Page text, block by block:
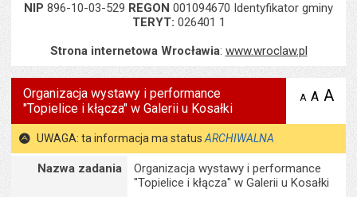
NIP 896-10-03-529 REGON 001094670 Identyfikator gminy
TERYT: 026401 1
Strona internetowa Wrocławia: www.wroclaw.pl
Organizacja wystawy i performance
"Topielice i kłącza" w Galerii u Kosałki
A zmniejsz
A A
UWAGA: ta informacja ma statusARCHIWALNA
SzczegółyNazwa zadania
Organizacja wystawy i performance
"Topielice i kłącza" w Galerii u Kosałki